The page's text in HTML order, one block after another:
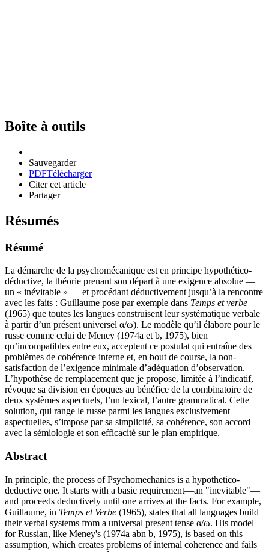
Boîte à outils
Sauvegarder
PDFTélécharger
Citer cet article
Partager
Résumés
Résumé
La démarche de la psychomécanique est en principe hypothético-
déductive, la théorie prenant son départ à une exigence absolue —
un « inévitable » — et procédant déductivement jusqu’à la rencontre
avec les faits : Guillaume pose par exemple dans Temps et verbe
(1965) que toutes les langues construisent leur systématique verbale
à partir d’un présent universel α/ω). Le modèle qu’il élabore pour le
russe comme celui de Meney (1974a et b, 1975), bien
qu’incompatibles entre eux, acceptent ce postulat qui entraîne des
problèmes de cohérence interne et, en bout de course, la non-
satisfaction de l’exigence minimale d’adéquation d’observation.
L’hypothèse de remplacement que je propose, limitée à l’indicatif,
révoque sa division en époques au bénéfice de la combinatoire de
deux systèmes aspectuels, l’un lexical, l’autre grammatical. Cette
solution, qui range le russe parmi les langues exclusivement
aspectuelles, s’impose par sa simplicité, sa cohérence, son accord
avec la sémiologie et son efficacité sur le plan empirique.
Abstract
In principle, the process of Psychomechanics is a hypothetico-
deductive one. It starts with a basic requirement—an "inevitable"—
and proceeds deductively until one arrives at the facts. For example,
Guillaume, in Temps et Verbe (1965), states that all languages build
their verbal systems from a universal present tense α/ω. His model
for Russian, like Meney's (1974a abn b, 1975), is based on this
assumption, which creates problems of internal coherence and fails